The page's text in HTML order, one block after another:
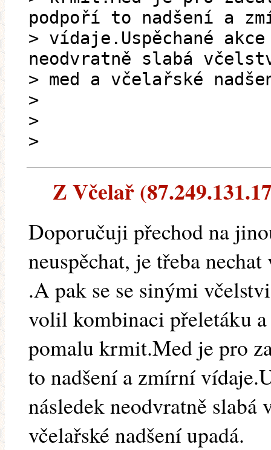
podpoří to nadšení a
> vídaje.Uspěchané
neodvratně slabá
> med a včelařské
>
>
>
Z Včelař
Doporučuji přechod na
neuspěchat, je třeba
.A pak se se sinými
volil kombinaci přeletáku
pomalu krmit.Med je pro
to nadšení a zmírní
následek neodvratně slabá
včelařské nadšení upadá.